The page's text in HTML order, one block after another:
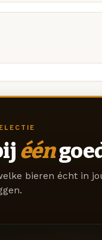
één
bieren écht in